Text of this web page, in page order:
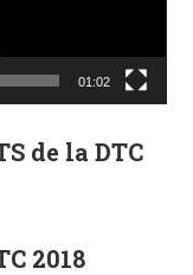
01:02
de la DTC
2018